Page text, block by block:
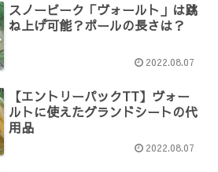
スノーピーク「ヴォールト」は跳
ね上げ可能？ポールの長さは？
2022.08.07
【エントリーパックTT】ヴォー
ルトに使えたグランドシートの代
用品
2022.08.07